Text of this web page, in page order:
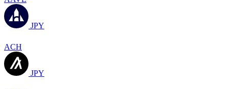
JPY
ACH
JPY